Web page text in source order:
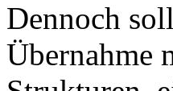
Dennoch
Übernahme